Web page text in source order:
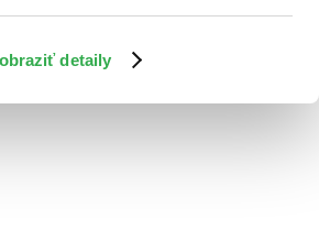
detaily